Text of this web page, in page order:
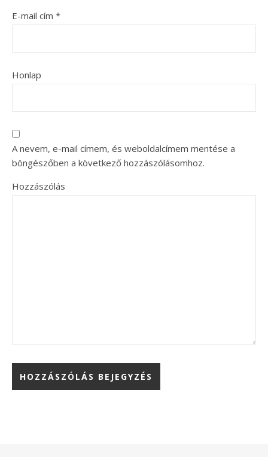
E-mail cím *
Honlap
A nevem, e-mail címem, és weboldalcímem mentése a
böngészőben a következő hozzászólásomhoz.
Hozzászólás